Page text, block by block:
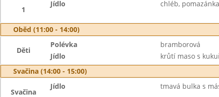
1
Jídlo chléb,
Oběd (11:00 - 14:00)
Děti
Polévka
bramborová
Jídlo
krůtí maso s
Svačina (14:00 - 15:00)
Svačina
Jídlo tmavá bulka s